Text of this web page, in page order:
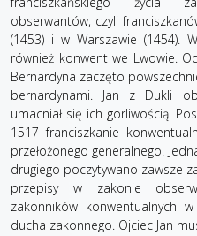
obserwantów, czyli
(1453) i w Warszawie (1454).
również konwent we Lwowie.
Bernardyna zaczęto
bernardynami. Jan z Dukli
umacniał się ich gorliwością.
1517 franciszkanie
przełożonego generalnego.
drugiego poczytywano zawsze
przepisy w zakonie
zakonników konwentualnych
ducha zakonnego. Ojciec Jan